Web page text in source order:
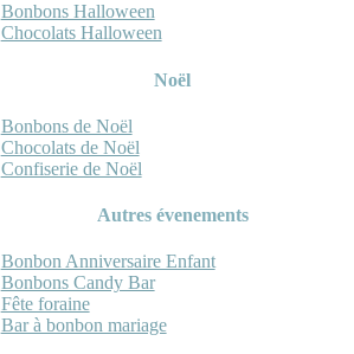
Bonbons Halloween
Chocolats Halloween
Noël
Bonbons de Noël
Chocolats de Noël
Confiserie de Noël
Autres évenements
Bonbon Anniversaire Enfant
Bonbons Candy Bar
Fête foraine
Bar à bonbon mariage